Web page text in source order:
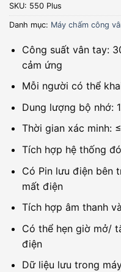
SKU: 550 Plus
Danh mục: Máy chấm công
Công suất vân tay:
cảm ứng
Mỗi người có thể
Dung lượng bộ nhớ:
Thời gian xác minh:
Tích hợp hệ thống
Có Pin lưu điện bên
mất điện
Tích hợp âm thanh
Có thể hẹn giờ mở/
điện
Dữ liệu lưu trong